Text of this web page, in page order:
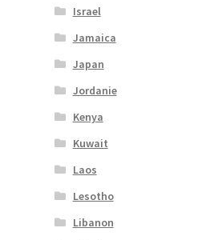
Israel
Jamaica
Japan
Jordanie
Kenya
Kuwait
Laos
Lesotho
Libanon